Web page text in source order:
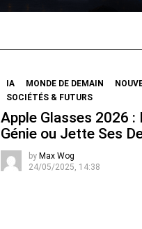
IA MONDE DE DEMAIN
SOCIÉTÉS & FUTURS
Apple Glasses 2026 :
Génie ou Jette Ses
by Max Wog
24/05/2025, 14:38